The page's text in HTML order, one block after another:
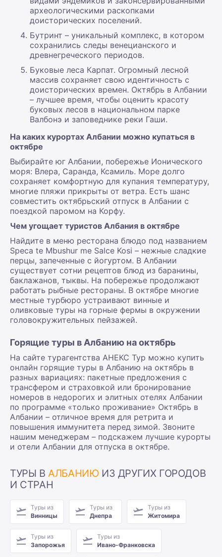
археологическими раскопками
доисторических поселений.
Бутринт – уникальный комплекс, в котором
сохранились следы венецианского и
древнегреческого периодов.
Буковые леса Карпат. Огромный лесной
массив сохраняет свою идентичность с
доисторических времен. Октябрь в Албании
– лучшее время, чтобы оценить красоту
буковых лесов в национальном парке
Валбонэ и заповеднике реки Гаши.
На каких курортах Албании можно купаться в
октябре
Выбирайте юг Албании, побережье Ионического
моря: Влера, Саранда, Ксамиль. Море долго
сохраняет комфортную для купания температуру,
многие пляжи прикрыты от ветра. Есть шанс
совместить октябрьский отпуск в Албании с
поездкой паромом на Корфу.
Чем угощает туристов Албания в октябре
Найдите в меню ресторана блюдо под названием
Speca te Mbushur me Salce Kosi – нежные сладкие
перцы, запеченные с йогуртом. В Албании
существует сотни рецептов блюд из баранины,
баклажанов, тыквы. На побережье продолжают
работать рыбные рестораны. В октябре многие
местные турбюро устраивают винные и
оливковые туры на горные фермы в окружении
головокружительных пейзажей.
Горящие туры в Албанию на октябрь
На сайте турагентства АНЕКС Тур можно купить
онлайн горящие туры в Албанию на октябрь в
разных вариациях: пакетные предложения с
трансфером и страховкой или бронирование
номеров в недорогих и элитных отелях Албании
по программе «только проживание» Октябрь в
Албании – отличное время для ретрита и
повышения иммунитета перед зимой. Звоните
нашим менеджерам – подскажем лучшие курорты
и отели Албании для отпуска в октябре.
ТУРЫ В АЛБАНИЮ ИЗ ДРУГИХ ГОРОДОВ
И СТРАН
Туры из
Винницы
Туры из
Днепра
Туры из
Житомира
Туры из
Запорожья
Туры из
Ивано-Франковска